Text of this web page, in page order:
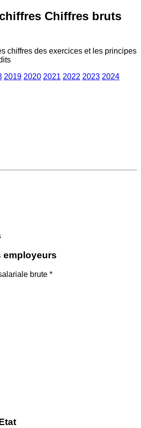
Chiffres bruts
chiffres des exercices et les principes
2019 2020 2021 2022 2023 2024
employeurs
brute *